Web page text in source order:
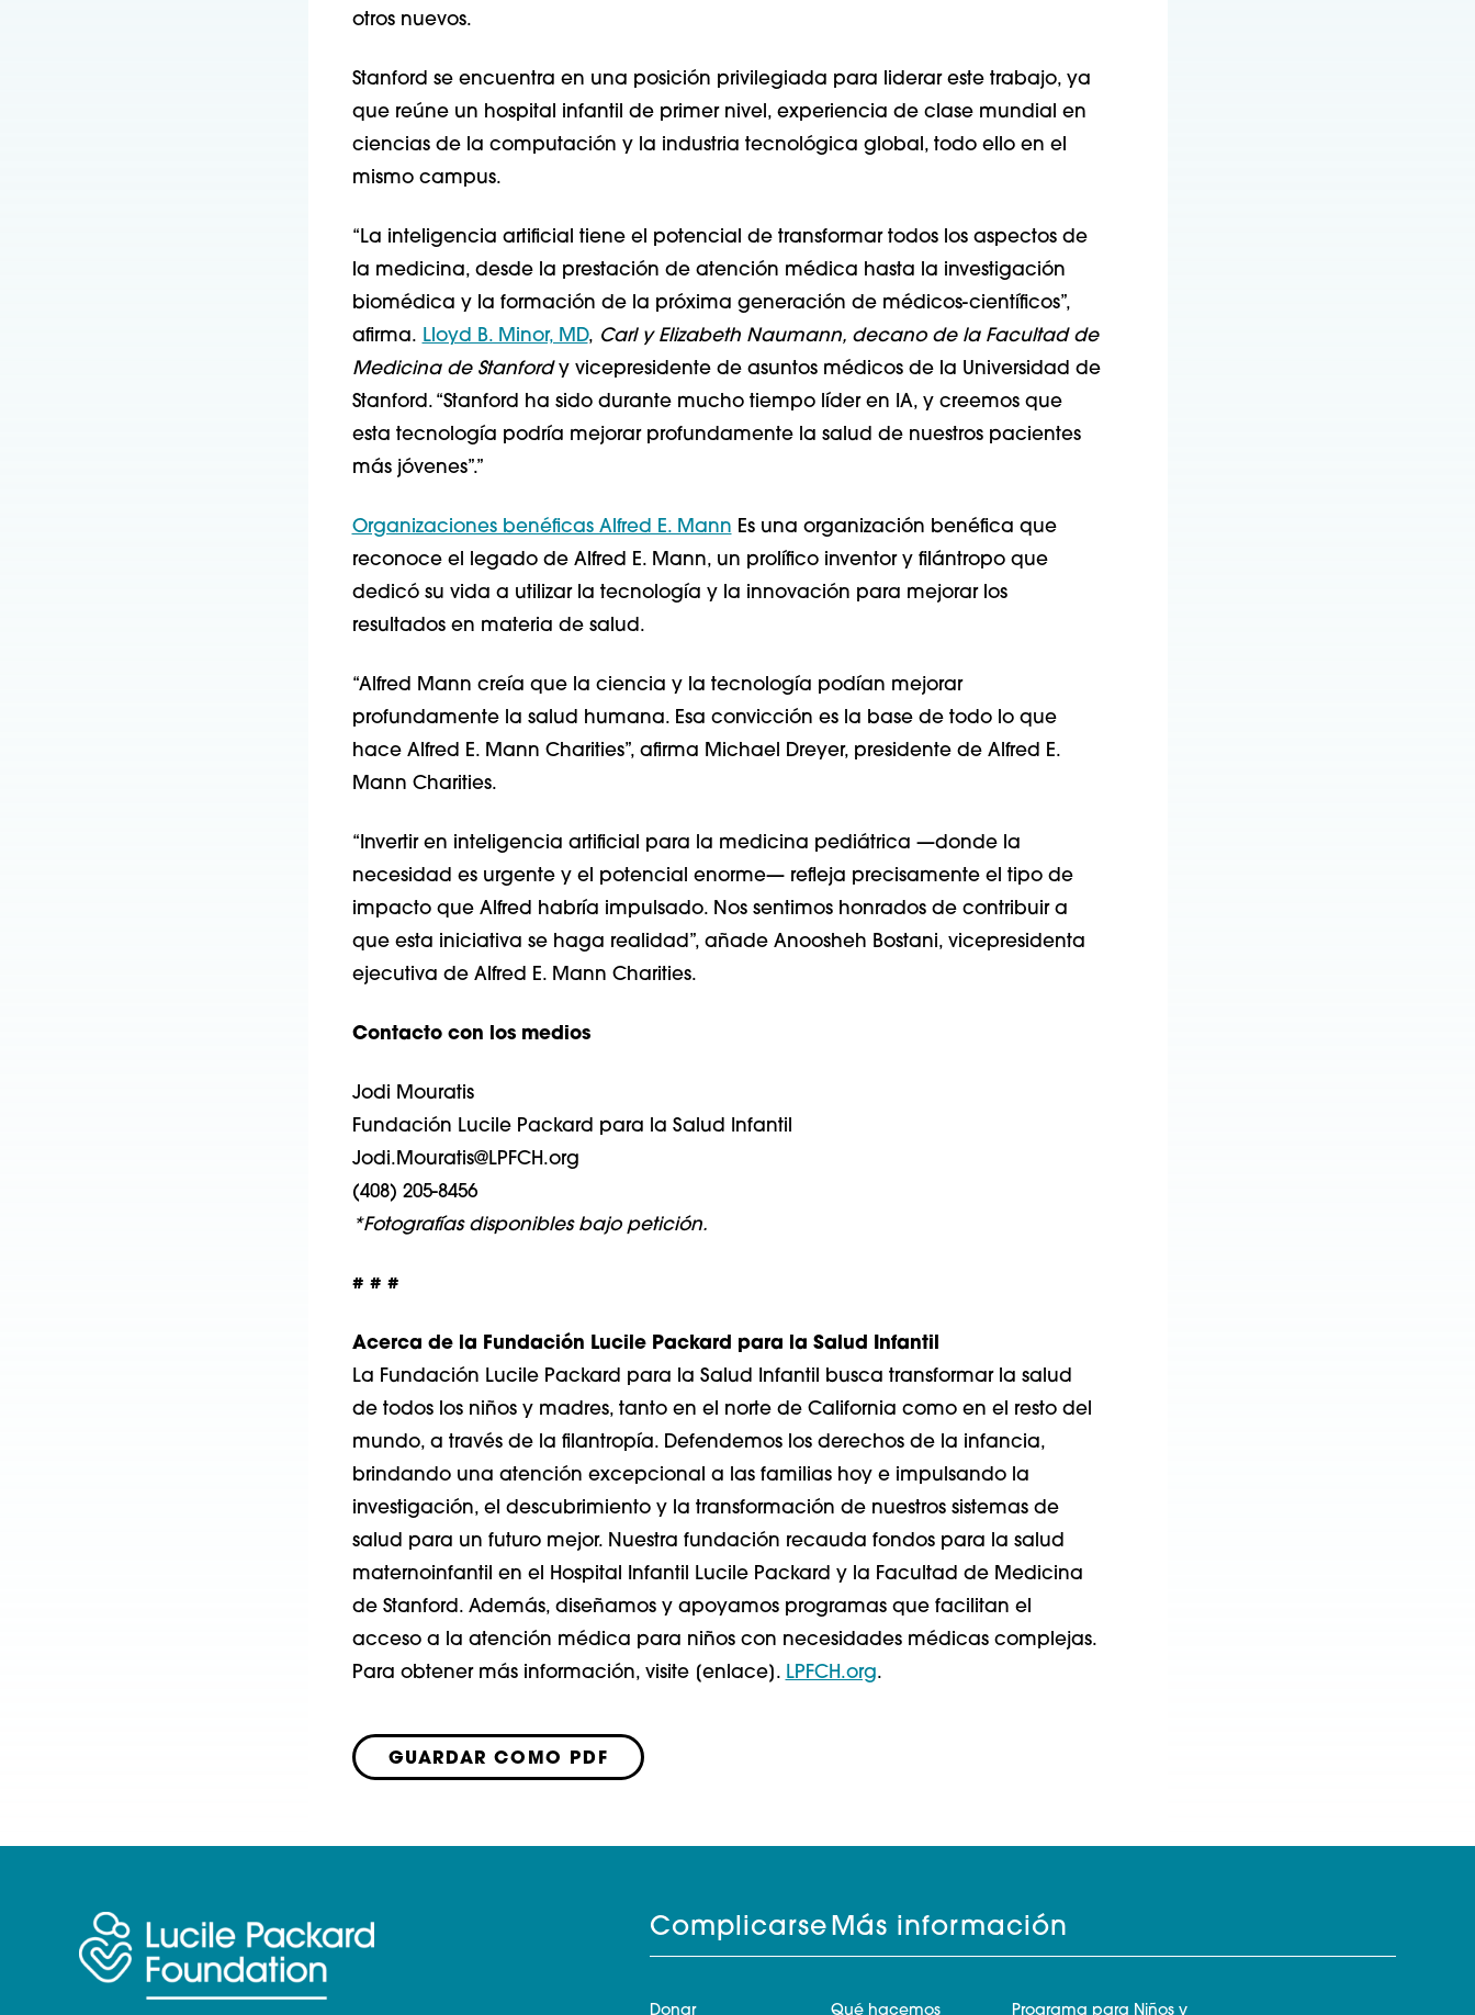
otros nuevos.
Stanford se encuentra en una posición privilegiada para liderar este trabajo, ya
que reúne un hospital infantil de primer nivel, experiencia de clase mundial en
ciencias de la computación y la industria tecnológica global, todo ello en el
mismo campus.
“La inteligencia artificial tiene el potencial de transformar todos los aspectos de
la medicina, desde la prestación de atención médica hasta la investigación
biomédica y la formación de la próxima generación de médicos-científicos”,
afirma. Lloyd B. Minor, MD, Carl y Elizabeth Naumann, decano de la Facultad de
Medicina de Stanfordy vicepresidente de asuntos médicos de la Universidad de
Stanford. “Stanford ha sido durante mucho tiempo líder en IA, y creemos que
esta tecnología podría mejorar profundamente la salud de nuestros pacientes
más jóvenes”.”
Organizaciones benéficas Alfred E. Mann Es una organización benéfica que
reconoce el legado de Alfred E. Mann, un prolífico inventor y filántropo que
dedicó su vida a utilizar la tecnología y la innovación para mejorar los
resultados en materia de salud.
“Alfred Mann creía que la ciencia y la tecnología podían mejorar
profundamente la salud humana. Esa convicción es la base de todo lo que
hace Alfred E. Mann Charities”, afirma Michael Dreyer, presidente de Alfred E.
Mann Charities.
“Invertir en inteligencia artificial para la medicina pediátrica —donde la
necesidad es urgente y el potencial enorme— refleja precisamente el tipo de
impacto que Alfred habría impulsado. Nos sentimos honrados de contribuir a
que esta iniciativa se haga realidad”, añade Anoosheh Bostani, vicepresidenta
ejecutiva de Alfred E. Mann Charities.
Contacto con los medios
Jodi Mouratis
Fundación Lucile Packard para la Salud Infantil
Jodi.Mouratis@LPFCH.org
(408) 205-8456
*Fotografías disponibles bajo petición.
# # #
Acerca de la Fundación Lucile Packard para la Salud Infantil
La Fundación Lucile Packard para la Salud Infantil busca transformar la salud
de todos los niños y madres, tanto en el norte de California como en el resto del
mundo, a través de la filantropía. Defendemos los derechos de la infancia,
brindando una atención excepcional a las familias hoy e impulsando la
investigación, el descubrimiento y la transformación de nuestros sistemas de
salud para un futuro mejor. Nuestra fundación recauda fondos para la salud
maternoinfantil en el Hospital Infantil Lucile Packard y la Facultad de Medicina
de Stanford. Además, diseñamos y apoyamos programas que facilitan el
acceso a la atención médica para niños con necesidades médicas complejas.
Para obtener más información, visite [enlace]. LPFCH.org.
GUARDAR COMO PDF
Complicarse
Donar
Más información
Qué hacemos Programa para Niños y